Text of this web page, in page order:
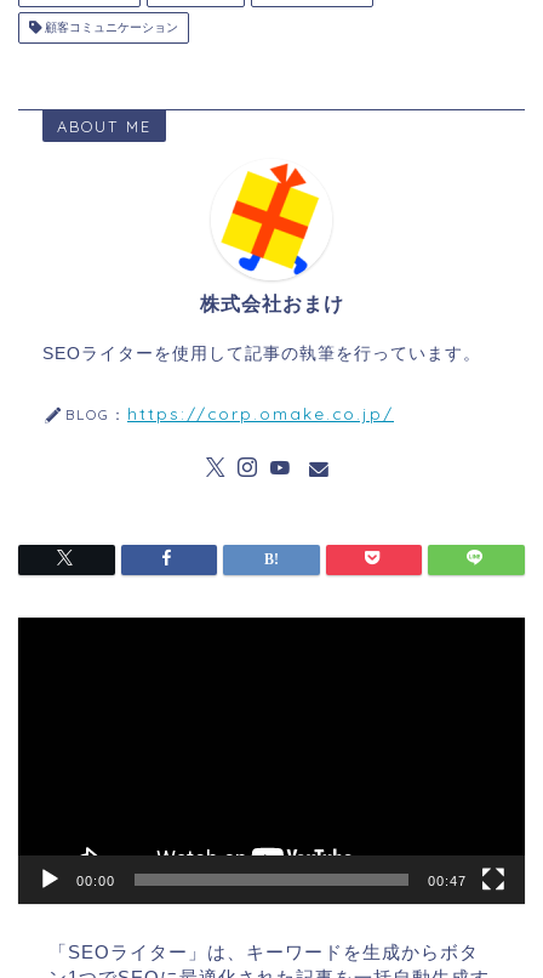
顧客コミュニケーション
ABOUT ME
株式会社おまけ
SEOライターを使用して記事の執筆を行っています。
BLOG： https://corp.omake.co.jp/
00:00 00:47
「SEOライター」は、キーワードを生成からボタ